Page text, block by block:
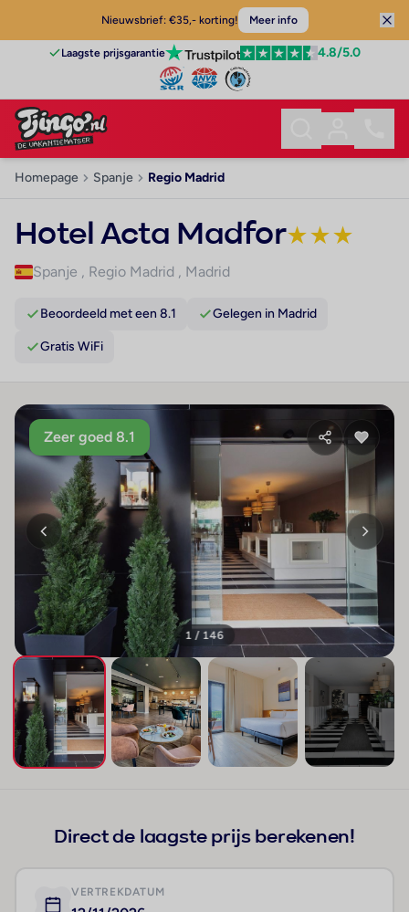
Nieuwsbrief: €35,- korting! Meer info
Laagste prijsgarantie 4.8/5.0
Homepage Spanje Regio Madrid
Hotel Acta Madfor★★★
Spanje , Regio Madrid , Madrid
Beoordeeld met een 8.1 Gelegen in Madrid
Gratis WiFi
Zeer goed 8.1
1 / 146
Direct de laagste prijs berekenen!
VERTREKDATUM